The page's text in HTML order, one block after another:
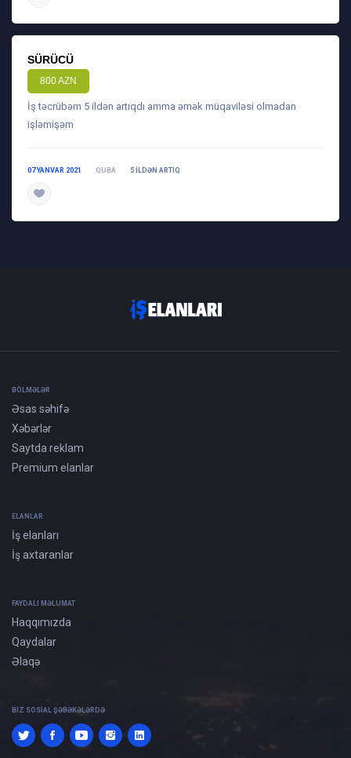
SÜRÜCÜ
800 AZN
İş təcrübəm 5 ildən artıqdı amma əmək müqaviləsi olmadan
işləmişəm
07 YANVAR 2021 QUBA 5 ILDƏN ARTIQ
BÖLMƏLƏR
Əsas səhifə
Xəbərlər
Saytda reklam
Premium elanlar
ELANLAR
İş elanları
İş axtaranlar
FAYDALI MƏLUMAT
Haqqımızda
Qaydalar
Əlaqə
BIZ SOSIAL ŞƏBƏKƏLƏRDƏ